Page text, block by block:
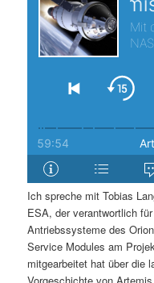
n
g
r
i
e
Ich spreche mit Tobias
ESA, der verantwortlich
Antriebssysteme des
Service Modules am
mitgearbeitet hat über die